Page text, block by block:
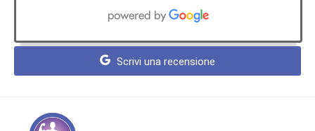
Scrivi una recensione